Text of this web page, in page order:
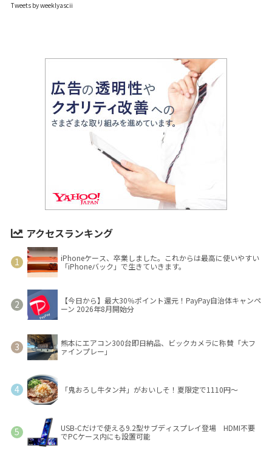
Tweets by weeklyascii
アクセスランキング
iPhoneケース、卒業しました。これからは最高に使いやすい
「iPhoneバック」で生きていきます。
【今日から】最大30％ポイント還元！PayPay自治体キャンペ
ーン 2026年8月開始分
熊本にエアコン300台即日納品、ビックカメラに称賛「大フ
ァインプレー」
「鬼おろし牛タン丼」がおいしそ！夏限定で1110円～
USB-Cだけで使える9.2型サブディスプレイ登場 HDMI不要
でPCケース内にも設置可能